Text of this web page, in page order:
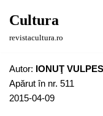
Sari
Cultura
revistacultura.ro
Autor: IONUŢ
Apărut în nr. 511
2015-04-09